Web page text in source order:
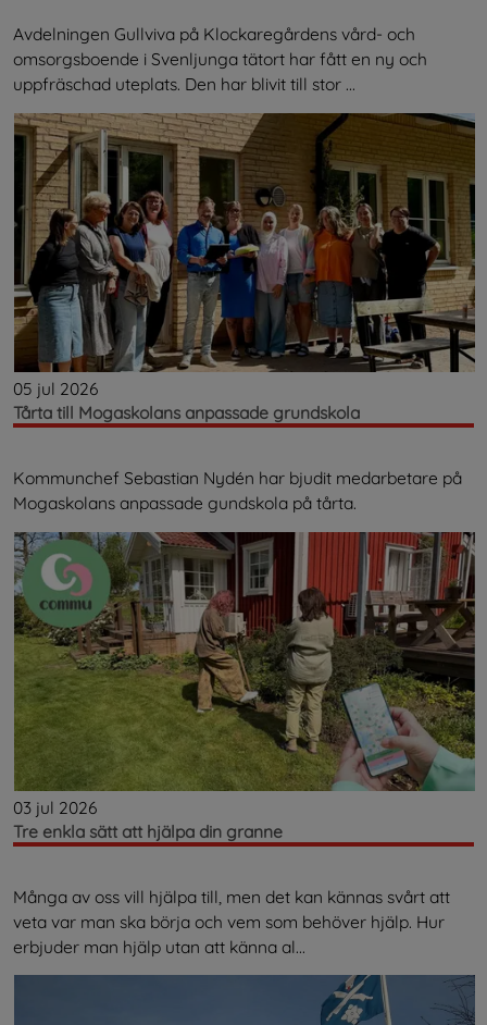
Avdelningen Gullviva på Klockaregårdens vård- och
omsorgsboende i Svenljunga tätort har fått en ny och
uppfräschad uteplats. Den har blivit till stor ...
05 jul 2026
Tårta till Mogaskolans anpassade grundskola
Kommunchef Sebastian Nydén har bjudit medarbetare på
Mogaskolans anpassade gundskola på tårta.
03 jul 2026
Tre enkla sätt att hjälpa din granne
Många av oss vill hjälpa till, men det kan kännas svårt att
veta var man ska börja och vem som behöver hjälp. Hur
erbjuder man hjälp utan att känna al...